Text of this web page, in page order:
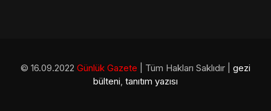
© 16.09.2022 Günlük Gazete | Tüm Hakları Saklıdır | gezi
bülteni, tanıtım yazısı